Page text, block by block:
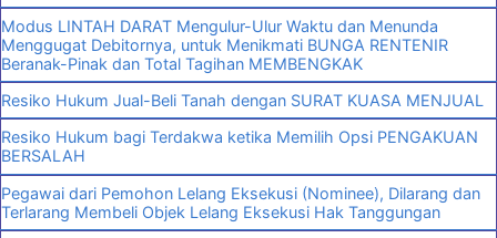
Modus LINTAH DARAT Mengulur-Ulur Waktu dan Menunda
Menggugat Debitornya, untuk Menikmati BUNGA RENTENIR
Beranak-Pinak dan Total Tagihan MEMBENGKAK
Resiko Hukum Jual-Beli Tanah dengan SURAT KUASA MENJUAL
Resiko Hukum bagi Terdakwa ketika Memilih Opsi PENGAKUAN
BERSALAH
Pegawai dari Pemohon Lelang Eksekusi (Nominee), Dilarang dan
Terlarang Membeli Objek Lelang Eksekusi Hak Tanggungan